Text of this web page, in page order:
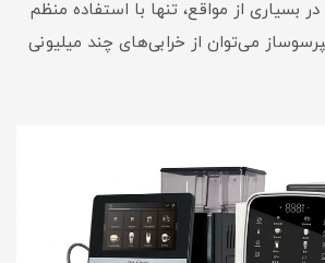
بسیاری از مواقع، تنها با استفاده منظم
می‌توان از خرابی‌های چند میلیونی